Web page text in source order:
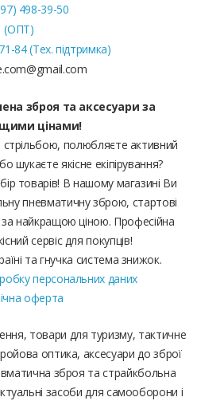
498-39-50
(ОПТ)
84 (Тех. підтримка)
зброя та аксесуари за
цінами!
полюбляєте активний
шукаєте якісне екіпірування?
товарів! В нашому магазині Ви
пневматичну зброю, стартові
найкращою ціною. Професійна
сервіс для покупців!
та гнучка система знижок.
персональних даних
оферта
товари для туризму, тактичне
оптика, аксесуари до зброї
зброя та страйкбольна
засоби для самооборони і